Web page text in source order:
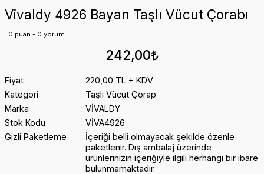
Vivaldy 4926 Bayan Taşlı Vücut Çorabı
0 puan - 0 yorum
242,00₺
Fiyat
220,00 TL + KDV
Kategori
Taşlı Vücut Çorap
Marka
VİVALDY
Stok Kodu
VİVA4926
Gizli Paketleme
İçeriği belli olmayacak şekilde özenle
paketlenir. Dış ambalaj üzerinde
ürünlerinizin içeriğiyle ilgili herhangi bir ibare
bulunmamaktadır.